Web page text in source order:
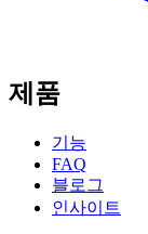
제품
기능
FAQ
블로그
인사이트